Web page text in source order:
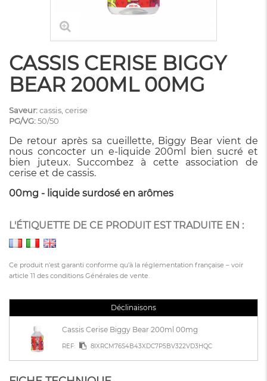
CASSIS CERISE BIGGY
BEAR 200ML 00MG
Saveur:cassis, cerise
PG/VG:50/50
De retour après sa cueillette, Biggy Bear vient de
nous concocter un e-liquide 200ml bien sucré et
bien juteux. Succombez à cette association de
cerise et de cassis.
00mg - liquide surdosé en arômes
L'ÉTIQUETTE DE CE PRODUIT EST TRADUITE EN :
Ce produit n’est garanti conforme qu’à la réglementation française – voir
article 11 des conditions Générales de vente.
Déclinaisons
Cassis Cerise Biggy Bear 200ml 00mg
REF: 8IXRCM76S4B43XDC7P5BV322VD3HQC